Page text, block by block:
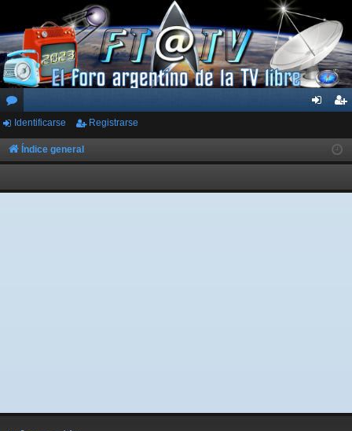
or
os
ar
ist
rs
Identificarse Registrarse
Índice general